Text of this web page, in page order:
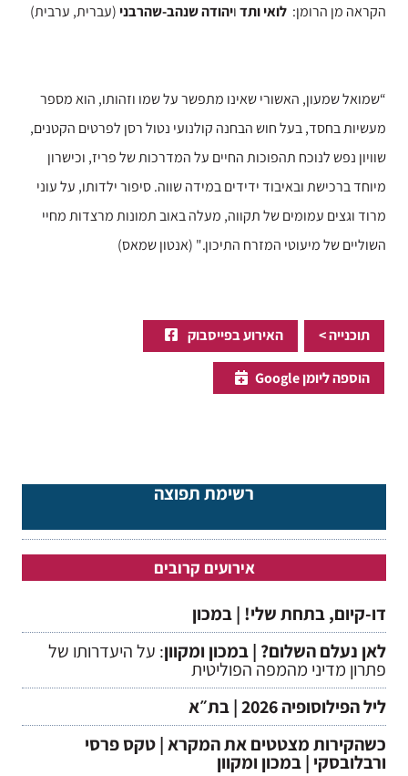
אירועים קרובים
דו-קיום, בתחת שלי! | במכון
לאן נעלם השלום? | במכון ומקוון: על היעדרותו של
פתרון מדיני מהמפה הפוליטית
ליל הפילוסופיה 2026 | בת״א
כשהקירות מצטטים את המקרא | טקס פרסי
ורבלובסקי | במכון ומקוון
רשימת תפוצה
הקראה מן הרומן: לואי ותדויהודה שנהב-שהרבני(עברית, ערבית)
“שמואל שמעון, האשורי שאינו מתפשר על שמו וזהותו, הוא מספר
מעשיות בחסד, בעל חוש הבחנה קולנועי נטול רסן לפרטים הקטנים,
שוויון נפש לנוכח תהפוכות החיים על המדרכות של פריז, וכישרון
מיוחד ברכישת ובאיבוד ידידים במידה שווה. סיפור ילדותו, על עוני
מרוד וגצים עמומים של תקווה, מעלה באוב תמונות מרצדות מחיי
השוליים של מיעוטי המזרח התיכון." (אנטון שמאס)
תוכנייה > האירוע בפייסבוק
הוספה ליומן Google